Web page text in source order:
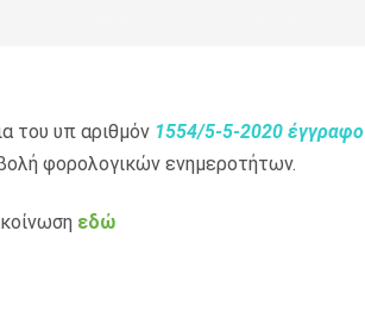
του υπ αριθμόν 1554/5-5-2020 έγγραφο
φορολογικών ενημεροτήτων.
εδώ